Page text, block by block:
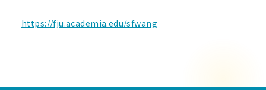
https://fju.academia.edu/sfwang